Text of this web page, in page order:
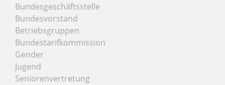
Bundesgeschäftsstelle
Bundesvorstand
Betriebsgruppen
Bundestarifkommission
Gender
Jugend
Seniorenvertretung